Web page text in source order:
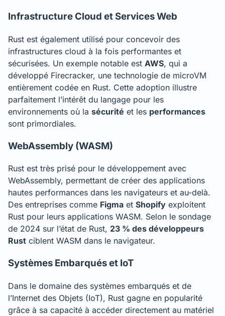
Infrastructure Cloud et Services Web
Rust est également utilisé pour concevoir des
infrastructures cloud à la fois performantes et
sécurisées. Un exemple notable est AWS, qui a
développé Firecracker, une technologie de microVM
entièrement codée en Rust. Cette adoption illustre
parfaitement l’intérêt du langage pour les
environnements où la sécurité et les performances
sont primordiales.
WebAssembly (WASM)
Rust est très prisé pour le développement avec
WebAssembly, permettant de créer des applications
hautes performances dans les navigateurs et au-delà.
Des entreprises comme Figma et Shopify exploitent
Rust pour leurs applications WASM. Selon le sondage
de 2024 sur l’état de Rust, 23 % des développeurs
Rust ciblent WASM dans le navigateur.
Systèmes Embarqués et IoT
Dans le domaine des systèmes embarqués et de
l’Internet des Objets (IoT), Rust gagne en popularité
grâce à sa capacité à accéder directement au matériel